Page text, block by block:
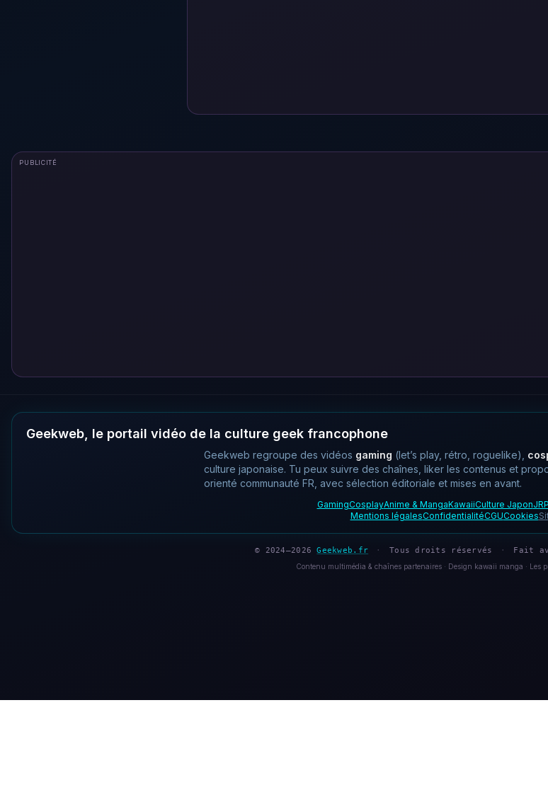
PUBLICITÉ
Geekweb, le portail vidéo de la culture geek francophone
Geekweb regroupe des vidéos gaming (let’s play, rétro, roguelike),
culture japonaise. Tu peux suivre des chaînes, liker les contenus et
orienté communauté FR, avec sélection éditoriale et mises en avant.
GamingCosplayAnime & MangaKawaiiCulture Japon
Mentions légalesConfidentialitéCGUCookies
© 2024–2026Geekweb.fr · Tous droits réservés · Fait
Contenu multimédia & chaînes partenaires · Design kawaii manga · Les